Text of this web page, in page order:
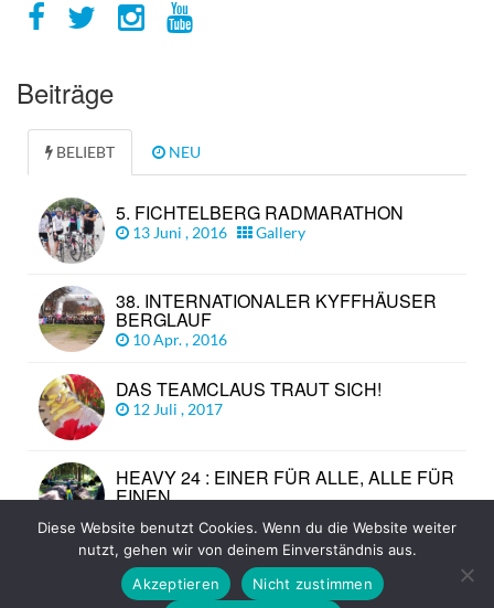
Beiträge
BELIEBT NEU
5. FICHTELBERG RADMARATHON
13 Juni , 2016 Gallery
38. INTERNATIONALER KYFFHÄUSER
BERGLAUF
10 Apr. , 2016
DAS TEAMCLAUS TRAUT SICH!
12 Juli , 2017
HEAVY 24 : EINER FÜR ALLE, ALLE FÜR
EINEN
© Copyright 2026 TEAM CLAUS
Diese Website benutzt Cookies. Wenn du die Website weiter
nutzt, gehen wir von deinem Einverständnis aus.
Akzeptieren
Nicht zustimmen